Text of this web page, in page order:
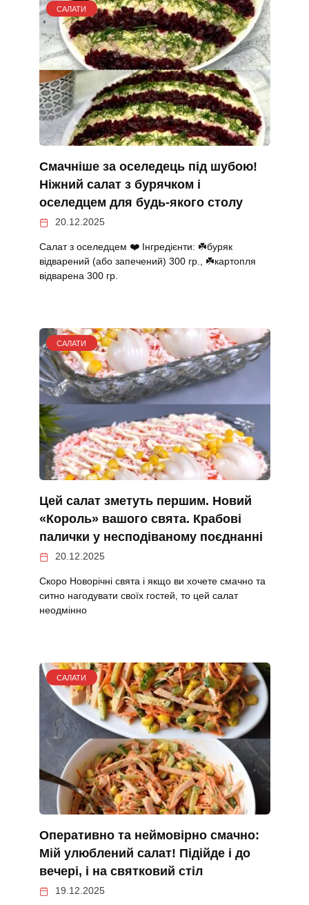
САЛАТИ
Смачніше за оселедець під шубою!
Ніжний салат з бурячком і
оселедцем для будь-якого столу
20.12.2025
Салат з оселедцем ❤️ Інгредієнти: ☘️буряк
відварений (або запечений) 300 гр., ☘️картопля
відварена 300 гр.
САЛАТИ
Цей салат зметуть першим. Новий
«Король» вашого свята. Крабові
палички у несподіваному поєднанні
20.12.2025
Скоро Новорічні свята і якщо ви хочете смачно та
ситно нагодувати своїх гостей, то цей салат
неодмінно
САЛАТИ
Оперативно та неймовірно смачно:
Мій улюблений салат! Підійде і до
вечері, і на святковий стіл
19.12.2025